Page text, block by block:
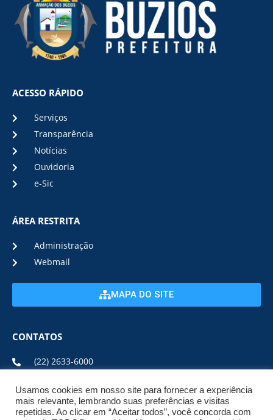
ACESSO RÁPIDO
Serviços
Transparência
Notícias
Ouvidoria
e-Sic
ÁREA RESTRITA
Administração
Webmail
MAPA DO SITE
CONTATOS
(22) 2633-6000
ENDEREÇO E HORÁRIO
Usamos cookies em nosso site para fornecer a experiência
mais relevante, lembrando suas preferências e visitas
repetidas. Ao clicar em “Aceitar todos”, você concorda com